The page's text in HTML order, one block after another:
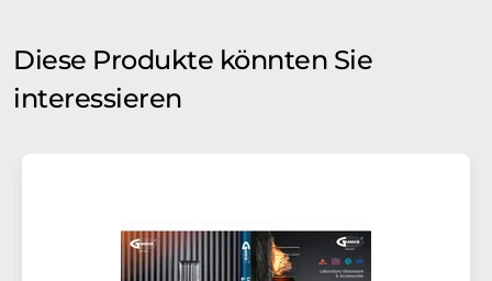
Diese Produkte könnten Sie
interessieren